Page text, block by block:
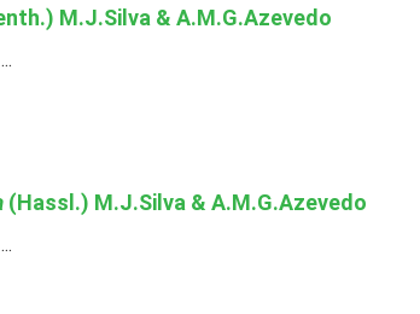
M.J.Silva & A.M.G.Azevedo
(Hassl.) M.J.Silva & A.M.G.Azevedo